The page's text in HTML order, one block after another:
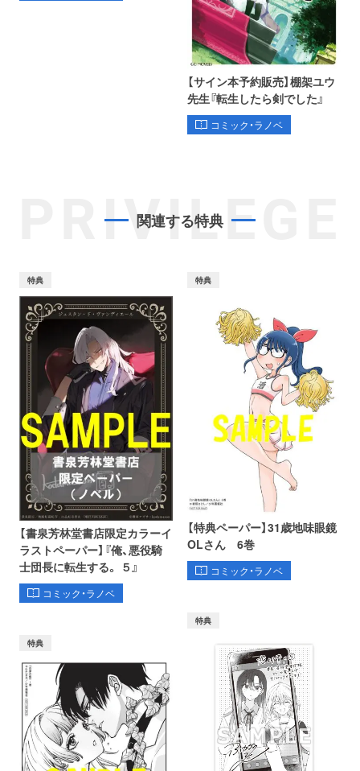
【サイン本予約販売】棚架ユウ
先生『転生したら剣でした』
コミック・ラノベ
PRIVILEGE
関連する特典
特典
【書泉芳林堂書店限定カラーイ
ラストペーパー】『俺、悪役騎
士団長に転生する。 ５』
コミック・ラノベ
特典
【特典ペーパー】31歳地味眼鏡
OLさん 6巻
コミック・ラノベ
特典
特典